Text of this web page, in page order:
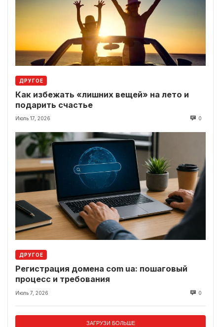
ДРУГОЕ
Как избежать «лишних вещей» на лето и
подарить счастье
Июль 17, 2026 0
ДРУГОЕ
Регистрация домена com ua: пошаговый
процесс и требования
Июль 7, 2026 0
ЗАГРУЗИ БОЛЬШЕ